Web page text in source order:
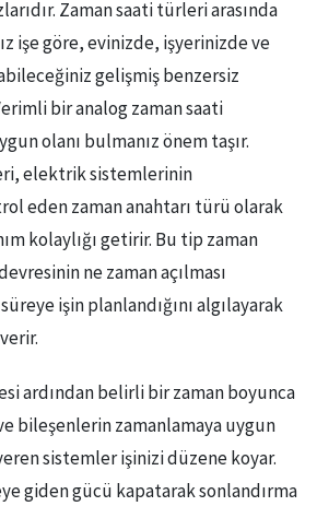
Zaman saati türleri arasında
işe göre, evinizde, işyerinizde ve
gelişmiş benzersiz
bir analog zaman saati
olanı bulmanız önem taşır.
elektrik sistemlerinin
eden zaman anahtarı türü olarak
kolaylığı getirir. Bu tip zaman
ne zaman açılması
işin planlandığını algılayarak
ardından belirli bir zaman boyunca
bileşenlerin zamanlamaya uygun
sistemler işinizi düzene koyar.
giden gücü kapatarak sonlandırma